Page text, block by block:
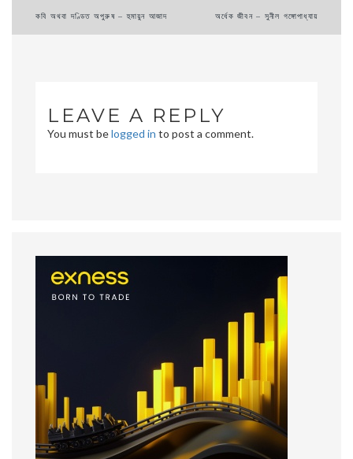
Post
কবি অথবা দণ্ডিত অপুরুষ – হুমায়ুন আজাদ অর্ধেক জীবন – সুনীল গঙ্গোপাধ্যায়
LEAVE A REPLY
You must belogged in to post a comment.